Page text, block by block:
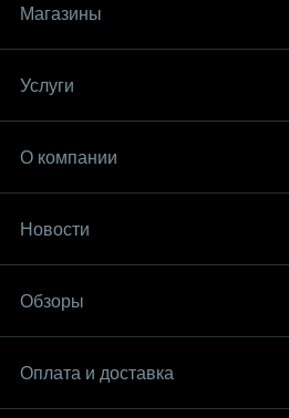
Магазины
Услуги
О компании
Новости
Обзоры
Оплата и доставка